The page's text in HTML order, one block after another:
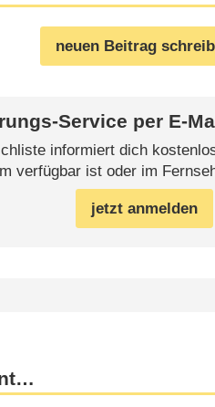
neuen Beitrag
Service per E-
informiert dich
verfügbar ist oder im
jetzt anmelden